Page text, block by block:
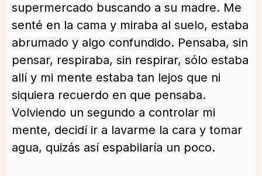
supermercado buscando a su madre. Me
senté en la cama y miraba al suelo, estaba
abrumado y algo confundido. Pensaba, sin
pensar, respiraba, sin respirar, sólo estaba
allí y mi mente estaba tan lejos que ni
siquiera recuerdo en que pensaba.
Volviendo un segundo a controlar mi
mente, decidí ir a lavarme la cara y tomar
agua, quizás así espabilaría un poco.